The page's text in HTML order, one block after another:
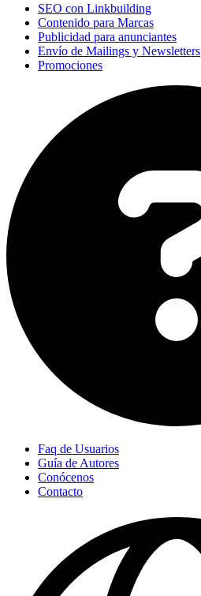
SEO con Linkbuilding
Contenido para Marcas
Publicidad para anunciantes
Envío de Mailings y Newsletters
Promociones
Faq de Usuarios
Guía de Autores
Conócenos
Contacto